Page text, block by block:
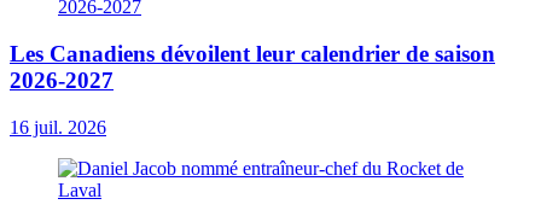
Les Canadiens dévoilent leur calendrier de saison
2026-2027
16 juil. 2026